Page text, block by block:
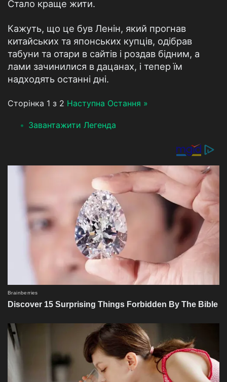
Стало краще жити.
Кажуть, що це був Ленін, який прогнав
китайських та японських купців, одібрав
табуни та отари в сайтів і роздав бідним, а
лами зачинилися в дацанах, і тепер їм
надходять останні дні.
Сторінка 1 з 2 Наступна Остання »
Завантажити Легенда